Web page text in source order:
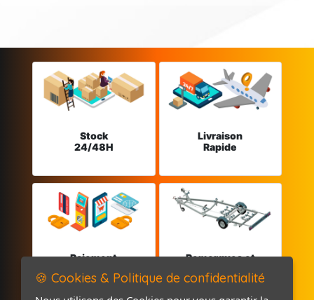
Stock
24/48H
Livraison
Rapide
Paiement
Remorques et
🍪 Cookies & Politique de confidentialité